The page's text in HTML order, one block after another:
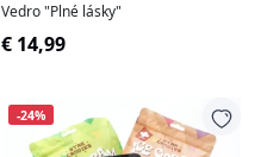
Vedro "Plné lásky"
€ 14,99
-24%